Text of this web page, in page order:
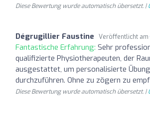
Diese Bewertung wurde automatisch übersetzt. |
Dégrugillier Faustine Veröffentlicht am
Fantastische Erfahrung: Sehr
qualifizierte Physiotherapeuten, der
ausgestattet, um personalisierte
durchzuführen. Ohne zu zögern zu
Diese Bewertung wurde automatisch übersetzt. |